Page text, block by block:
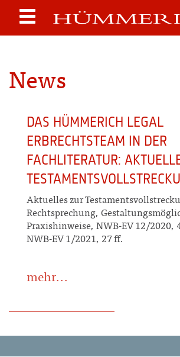
News
DAS HÜMMERICH LEGAL
ERBRECHTSTEAM IN DER
FACHLITERATUR:
Aktuelles zur
Rechtsprechung,
Praxishinweise, NWB-EV 12/2020,
NWB-EV 1/2021, 27 ff.
mehr...